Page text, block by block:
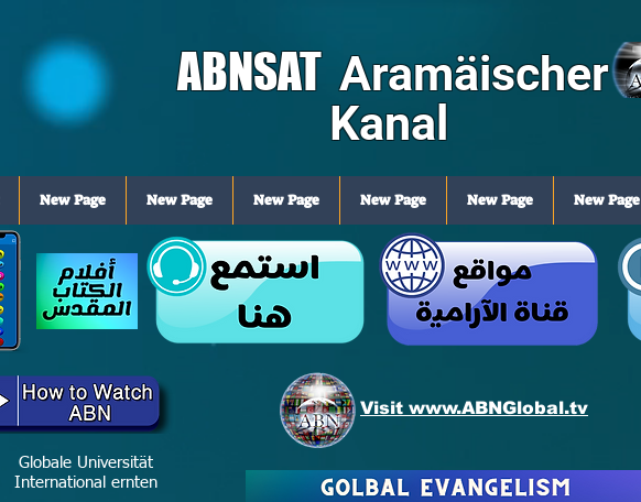
ABNSAT Aramäischer
Kanal
New Page
New Page
New Page
New Page
New Page
New Page
Globale Universität
International ernten
Visit www.ABNGlobal.tv